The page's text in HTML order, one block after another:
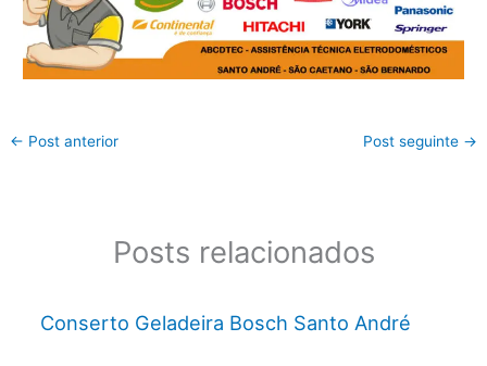
← Post anterior Post seguinte →
Posts relacionados
Conserto Geladeira Bosch Santo André